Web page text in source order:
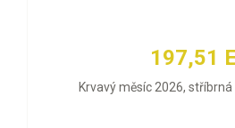
197,51
Krvavý měsíc 2026,